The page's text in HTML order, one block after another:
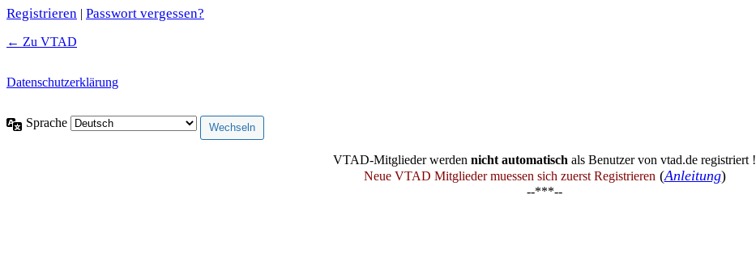
Registrieren | Passwort vergessen?
← Zu VTAD
Datenschutzerklärung
Sprache
VTAD-Mitglieder werden nicht automatisch als Benutzer von vtad.de registriert !
Neue VTAD Mitglieder muessen sich zuerst Registrieren(Anleitung)
--***--